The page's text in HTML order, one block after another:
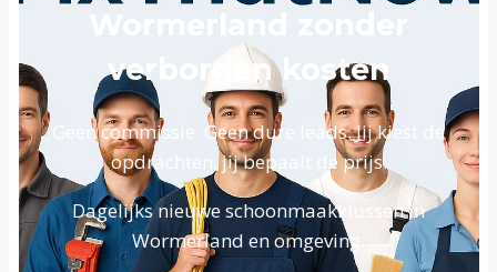
verborgen kosten
Geen commissie. Geen dure leads. Jij kiest de
opdrachten, jij bepaalt de prijs.
Dagelijks nieuwe schoonmaakklussen in
Wormerland en omgeving.